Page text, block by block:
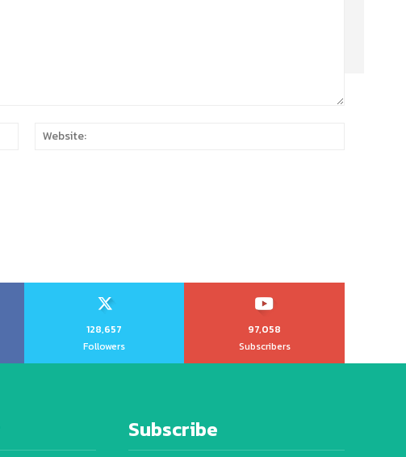
Email:
128,657
Followers
97,058
Subscribers
Subscribe